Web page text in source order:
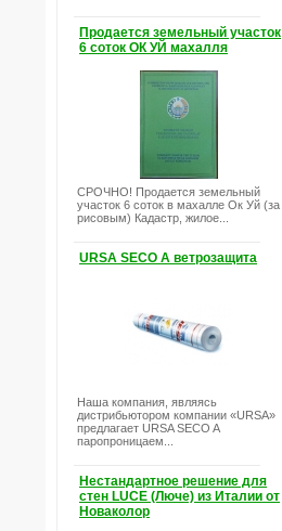
Продается земельный участок
6 соток ОК УЙ махалля
СРОЧНО! Продается земельный
участок 6 соток в махалле Ок Уй (за
рисовым) Кадастр, жилое...
URSA SECO A ветрозащита
Наша компания, являясь
дистрибьютором компании «URSA»
предлагает URSA SECO A
паропроницаем...
Нестандартное решение для
стен LUCE (Люче) из Италии от
Новаколор